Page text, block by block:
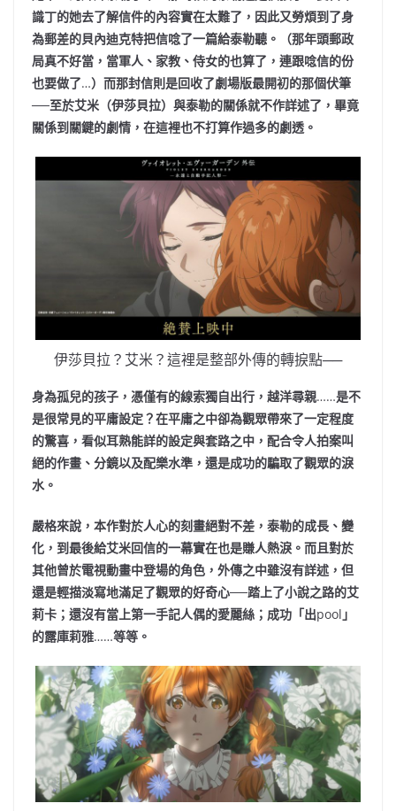
識丁的她去了解信件的內容實在太難了，因此又勞煩到了身
為郵差的貝內迪克特把信唸了一篇給泰勒聽。（那年頭郵政
局真不好當，當軍人、家教、侍女的也算了，連跟唸信的份
也要做了…）而那封信則是回收了劇場版最開初的那個伏筆
──至於艾米（伊莎貝拉）與泰勒的關係就不作詳述了，畢竟
關係到關鍵的劇情，在這裡也不打算作過多的劇透。
伊莎貝拉？艾米？這裡是整部外傳的轉捩點──
身為孤兒的孩子，憑僅有的線索獨自出行，越洋尋親……是不
是很常見的平庸設定？在平庸之中卻為觀眾帶來了一定程度
的驚喜，看似耳熟能詳的設定與套路之中，配合令人拍案叫
絕的作畫、分鏡以及配樂水準，還是成功的騙取了觀眾的淚
水。
嚴格來說，本作對於人心的刻畫絕對不差，泰勒的成長、變
化，到最後給艾米回信的一幕實在也是賺人熱淚。而且對於
其他曾於電視動畫中登場的角色，外傳之中雖沒有詳述，但
還是輕描淡寫地滿足了觀眾的好奇心──踏上了小說之路的艾
莉卡；還沒有當上第一手記人偶的愛麗絲；成功「出pool 」
的露庫莉雅……等等。